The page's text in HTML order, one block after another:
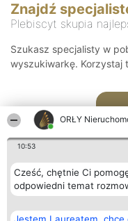
ORŁY
10:53
Cześć, chętnie Ci
odpowiedni temat
Znajdź
Plebiscyt skupia
Szukasz specjalisty w
wyszukiwarkę. Korzystaj
Organizator plebiscytu